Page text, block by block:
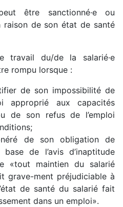
être sanctionné·e ou
raison de son état de santé
travail du/de la salarié·e
rompu lorsque :
de son impossibilité de
approprié aux capacités
de son refus de l’emploi
de son obligation de
de l’avis d’inaptitude
«tout maintien du salarié
grave-ment préjudiciable à
de santé du salarié fait
dans un emploi».